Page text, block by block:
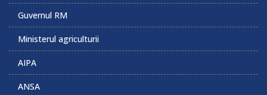
Guvernul RM
Ministerul agriculturii
AIPA
ANSA